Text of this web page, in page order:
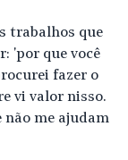
trabalhos que
'por que você
fazer o
vi valor nisso.
não me ajudam